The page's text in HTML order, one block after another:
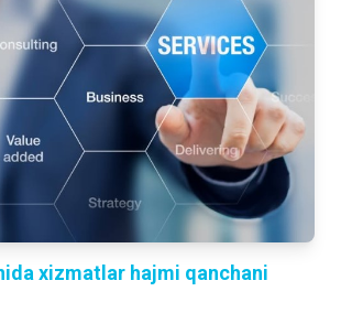
xizmatlar hajmi qanchani